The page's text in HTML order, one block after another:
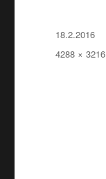
Publikováno:
18.2.2016
Původní
4288 × 3216